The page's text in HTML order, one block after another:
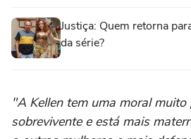
Justiça: Quem retorna
da série?
"A Kellen tem uma moral muito
sobrevivente e está mais